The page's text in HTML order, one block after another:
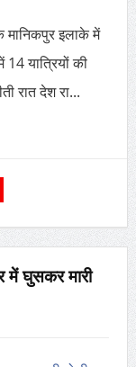
मानिकपुर इलाके में
यात्रियों की
रात देश रा...
में घुसकर मारी